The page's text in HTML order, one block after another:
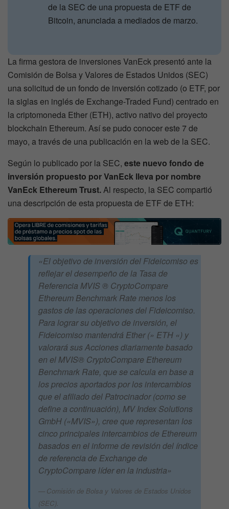
de la SEC de una propuesta de ETF de
Bitcoin, anunciada a mediados de marzo.
La firma gestora de inversiones VanEck presentó ante la
Comisión de Bolsa y Valores de Estados Unidos (SEC)
una solicitud de un fondo de inversión cotizado (o ETF, por
la siglas en inglés de Exchange-Traded Fund) centrado en
la criptomoneda Ether (ETH), activo nativo del proyecto
blockchain Ethereum. Así se pudo conocer este 7 de
mayo, a través de una publicación en la web de la SEC.
Según lo publicado por la SEC, este nuevo fondo de
inversión propuesto por VanEck lleva por nombre
VanEck Ethereum Trust.Al respecto, la SEC compartió
una descripción de esta propuesta de ETF de ETH:
«El objetivo de inversión del Fideicomiso es
reflejar el desempeño de la Tasa de
Referencia MVIS ® CryptoCompare
Ethereum Benchmark Rate menos los
gastos de las operaciones del Fideicomiso.
Para lograr su objetivo de inversión, el
Fideicomiso mantendrá Ether (» ETH «) y
valorará sus Acciones diariamente basado
en el MVIS® CryptoCompare Ethereum
Benchmark Rate, que se calcula en base a
los precios aportados por los intercambios
que el afiliado del Patrocinador (como se
define a continuación), MV Index Solutions
GmbH («MVIS»), cree que representan los
cinco principales intercambios de Ethereum
basados ​​en el informe de revisión del índice
de referencia de Exchange de
CryptoCompare líder en la industria»
Comisión de Bolsa y Valores de Estados Unidos
(SEC).